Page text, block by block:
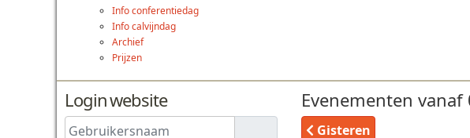
Info conferentiedag
Info calvijndag
Archief
Prijzen
Login website
Gebruikersnaam
Evenementen vanaf
Gisteren